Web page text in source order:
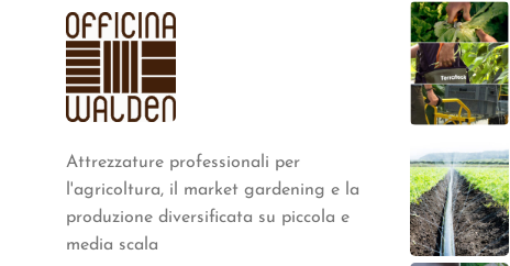
Attrezzature professionali per
l'agricoltura, il market gardening e la
produzione diversificata su piccola e
media scala